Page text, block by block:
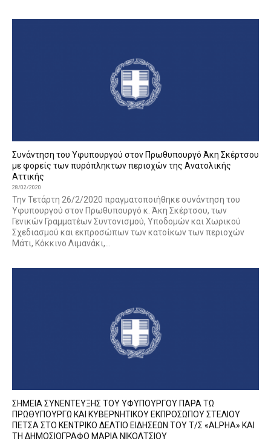
Συνάντηση του Υφυπουργού στον Πρωθυπουργό Άκη Σκέρτσου
με φορείς των πυρόπληκτων περιοχών της Ανατολικής
Αττικής
28/02/2020
Την Τετάρτη 26/2/2020 πραγματοποιήθηκε συνάντηση του
Υφυπουργού στον Πρωθυπουργό κ. Άκη Σκέρτσου, των
Γενικών Γραμματέων Συντονισμού, Υποδομών και Χωρικού
Σχεδιασμού και εκπροσώπων των κατοίκων των περιοχών
Μάτι, Κόκκινο Λιμανάκι,...
ΣΗΜΕΙΑ ΣΥΝΕΝΤΕΥΞΗΣ ΤΟΥ ΥΦΥΠΟΥΡΓΟΥ ΠΑΡΑ ΤΩ
ΠΡΩΘΥΠΟΥΡΓΩ ΚΑΙ ΚΥΒΕΡΝΗΤΙΚΟΥ ΕΚΠΡΟΣΩΠΟΥ ΣΤΕΛΙΟΥ
ΠΕΤΣΑ ΣΤΟ ΚΕΝΤΡΙΚΟ ΔΕΛΤΙΟ ΕΙΔΗΣΕΩΝ ΤΟΥ Τ/Σ «ALPHA» ΚΑΙ
ΤΗ ΔΗΜΟΣΙΟΓΡΑΦΟ ΜΑΡΙΑ ΝΙΚΟΛΤΣΙΟΥ